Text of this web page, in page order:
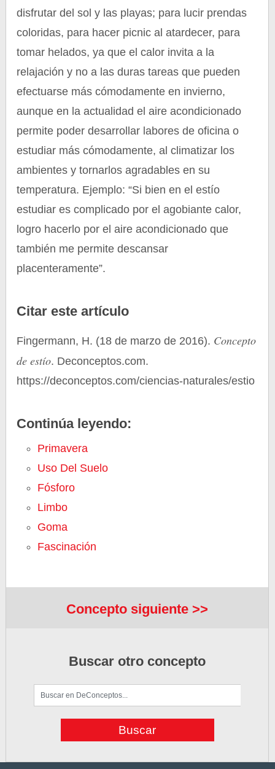
disfrutar del sol y las playas; para lucir prendas
coloridas, para hacer picnic al atardecer, para
tomar helados, ya que el calor invita a la
relajación y no a las duras tareas que pueden
efectuarse más cómodamente en invierno,
aunque en la actualidad el aire acondicionado
permite poder desarrollar labores de oficina o
estudiar más cómodamente, al climatizar los
ambientes y tornarlos agradables en su
temperatura. Ejemplo: “Si bien en el estío
estudiar es complicado por el agobiante calor,
logro hacerlo por el aire acondicionado que
también me permite descansar
placenteramente”.
Citar este artículo
Fingermann, H. (18 de marzo de 2016). Concepto
de estío. Deconceptos.com.
https://deconceptos.com/ciencias-naturales/estio
Continúa leyendo:
Primavera
Uso Del Suelo
Fósforo
Limbo
Goma
Fascinación
Concepto siguiente >>
Buscar otro concepto